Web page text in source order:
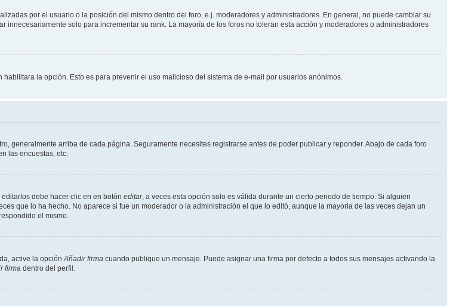
por el usuario o la posición del mismo dentro del foro, e.j. moderadores y administradores. En general, no puede cambiar su
solo para incrementar su rank. La mayoría de los foros no toleran esta acción y moderadores o administradores
la opción. Esto es para prevenir el uso malicioso del sistema de e-mail por usuarios anónimos.
generalmente arriba de cada página. Seguramente necesites registrarse antes de poder publicar y reponder. Abajo de cada foro
las encuestas, etc.
debe hacer clic en en botón editar, a veces esta opción solo es válida durante un cierto periodo de tiempo. Si alguien
que lo ha hecho. No aparece si fue un moderador o la administración el que lo editó, aunque la mayoria de las veces dejan un
el mismo.
active la opción Añadir firma cuando publique un mensaje. Puede asignar una firma por defecto a todos sus mensajes activando la
firma dentro del perfil.